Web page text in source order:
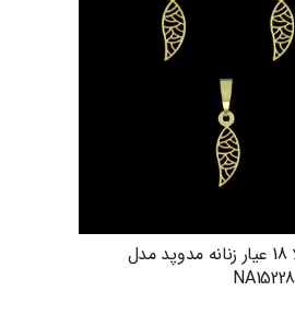
نیم ست طلا 18 عیار زنانه مدوپد مدل